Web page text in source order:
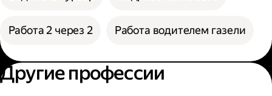
Работа 2 через 2 Работа водителем газели
Другие профессии